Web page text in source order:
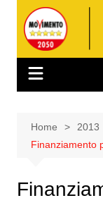
contenuto
Home 2013
Finanziamento